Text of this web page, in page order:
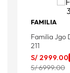
FAMILIA
Familia Jgo
211
S/ 2999.00
S/ 6999.00